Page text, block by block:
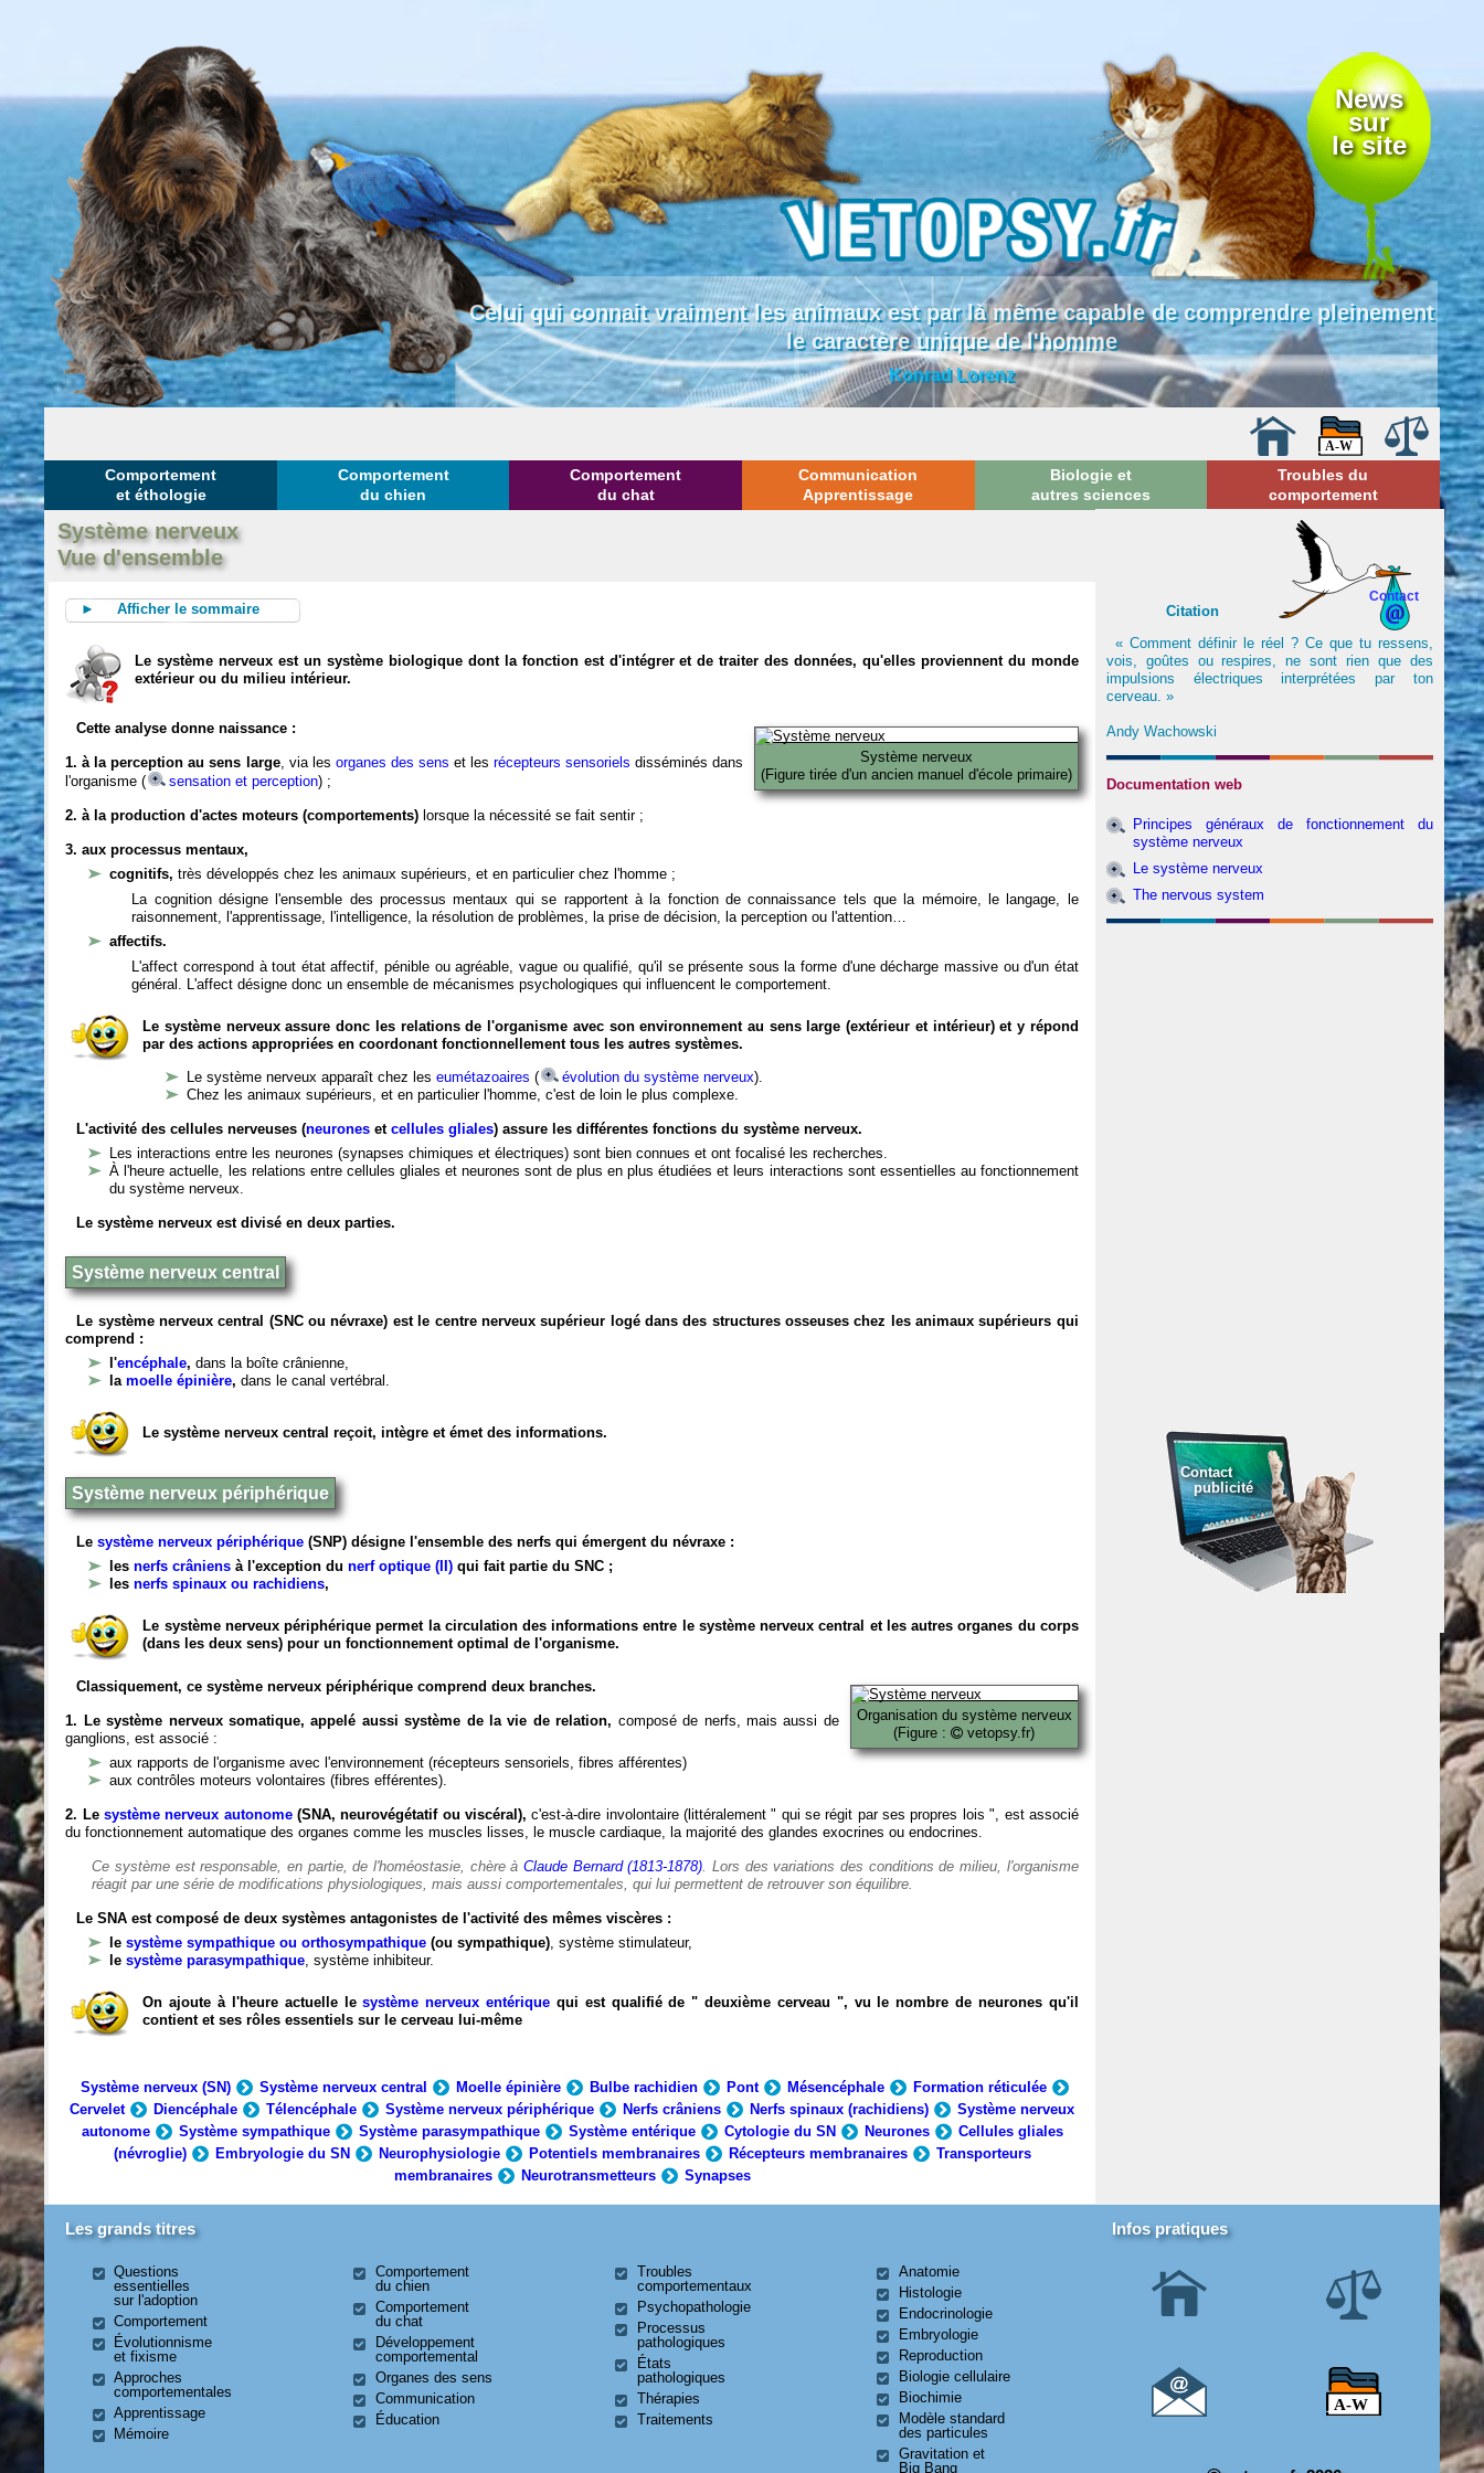
News
sur
le site
Celui qui connait vraiment les animaux est par là même capable de comprendre pleinement
le caractère unique de l'homme
Konrad Lorenz
Comportement
et éthologie
Comportement
du chien
Comportement
du chat
Communication
Apprentissage
Biologie et
autres sciences
Troubles du
comportement
Système nerveux
Vue d'ensemble
► Afficher le sommaire
Le système nerveux est un système biologique dont la fonction est d'intégrer et de traiter des données, qu'elles proviennent du monde
extérieur ou du milieu intérieur.
Système nerveux
(Figure tirée d'un ancien manuel d'école primaire)
Cette analyse donne naissance :
1. à la perception au sens large, via les organes des sens et les récepteurs sensoriels disséminés dans
l'organisme (
sensation et perception) ;
2. à la production d'actes moteurs (comportements) lorsque la nécessité se fait sentir ;
3. aux processus mentaux,
cognitifs,très développés chez les animaux supérieurs, et en particulier chez l'homme ;
La cognition désigne l'ensemble des processus mentaux qui se rapportent à la fonction de connaissance tels que la mémoire, le langage, le
raisonnement, l'apprentissage, l'intelligence, la résolution de problèmes, la prise de décision, la perception ou l'attention…
affectifs.
L'affect correspond à tout état affectif, pénible ou agréable, vague ou qualifié, qu'il se présente sous la forme d'une décharge massive ou d'un état
général. L'affect désigne donc un ensemble de mécanismes psychologiques qui influencent le comportement.
Le système nerveux assure donc les relations de l'organisme avec son environnement au sens large (extérieur et intérieur) et y répond
par des actions appropriées en coordonant fonctionnellement tous les autres systèmes.
Le système nerveux apparaît chez leseumétazoaires ( évolution du système nerveux).
Chez les animaux supérieurs, et en particulier l'homme, c'est de loin le plus complexe.
L'activité des cellules nerveuses (neurones etcellules gliales) assure les différentes fonctions du système nerveux.
Les interactions entre les neurones (synapses chimiques et électriques) sont bien connues et ont focalisé les recherches.
À l'heure actuelle, les relations entre cellules gliales et neurones sont de plus en plus étudiées et leurs interactions sont essentielles au fonctionnement
du système nerveux.
Le système nerveux est divisé en deux parties.
Système nerveux central
Le système nerveux central (SNC ou névraxe) est le centre nerveux supérieur logé dans des structures osseuses chez les animaux supérieurs qui
comprend :
l'encéphale,dans la boîte crânienne,
lamoelle épinière,dans le canal vertébral.
Le système nerveux central reçoit, intègre et émet des informations.
Système nerveux périphérique
Lesystème nerveux périphérique (SNP) désigne l'ensemble des nerfs qui émergent du névraxe :
lesnerfs crâniens à l'exception du nerf optique (II) qui fait partie du SNC ;
lesnerfs spinaux ou rachidiens,
Le système nerveux périphérique permet la circulation des informations entre le système nerveux central et les autres organes du corps
(dans les deux sens) pour un fonctionnement optimal de l'organisme.
Organisation du système nerveux
(Figure :
vetopsy.fr)
Classiquement, ce système nerveux périphérique comprend deux branches.
1. Le système nerveux somatique, appelé aussi système de la vie de relation, composé de nerfs, mais aussi de
ganglions, est associé :
aux rapports de l'organisme avec l'environnement (récepteurs sensoriels, fibres afférentes)
aux contrôles moteurs volontaires (fibres efférentes).
2. Le système nerveux autonome(SNA, neurovégétatif ou viscéral), c'est-à-dire involontaire (littéralement " qui se régit par ses propres lois ", est associé
du fonctionnement automatique des organes comme les muscles lisses, le muscle cardiaque, la majorité des glandes exocrines ou endocrines.
Ce système est responsable, en partie, de l'homéostasie, chère àClaude Bernard (1813-1878). Lors des variations des conditions de milieu, l'organisme
réagit par une série de modifications physiologiques, mais aussi comportementales, qui lui permettent de retrouver son équilibre.
Le SNA est composé de deux systèmes antagonistes de l'activité des mêmes viscères :
lesystème sympathique ou orthosympathique (ou sympathique), système stimulateur,
lesystème parasympathique, système inhibiteur.
On ajoute à l'heure actuelle lesystème nerveux entérique qui est qualifié de " deuxième cerveau ", vu le nombre de neurones qu'il
contient et ses rôles essentiels sur le cerveau lui-même
Système nerveux (SN) Système nerveux central Moelle épinière Bulbe rachidien Pont Mésencéphale
Formation réticulée
Cervelet
Diencéphale Télencéphale Système nerveux périphérique Nerfs crâniens Nerfs spinaux (rachidiens)
Système nerveux
autonome
Système sympathique Système parasympathique Système entérique Cytologie du SN Neurones
Cellules gliales
(névroglie)
Embryologie du SN Neurophysiologie Potentiels membranaires Récepteurs membranaires
Transporteurs
membranaires
Neurotransmetteurs Synapses
Contact
Citation
« Comment définir le réel ? Ce que tu ressens,
vois, goûtes ou respires, ne sont rien que des
impulsions électriques interprétées par ton
cerveau. »
Andy Wachowski
Documentation web
Principes généraux de fonctionnement du
système nerveux
Le système nerveux
The nervous system
Contact
publicité
Les grands titres
Questions
essentielles
sur l'adoption
Comportement
Évolutionnisme
et fixisme
Approches
comportementales
Apprentissage
Mémoire
Comportement
du chien
Comportement
du chat
Développement
comportemental
Organes des sens
Communication
Éducation
Troubles
comportementaux
Psychopathologie
Processus
pathologiques
États
pathologiques
Thérapies
Traitements
Anatomie
Histologie
Endocrinologie
Embryologie
Reproduction
Biologie cellulaire
Biochimie
Modèle standard
des particules
Gravitation et
Big Bang
Infos pratiques